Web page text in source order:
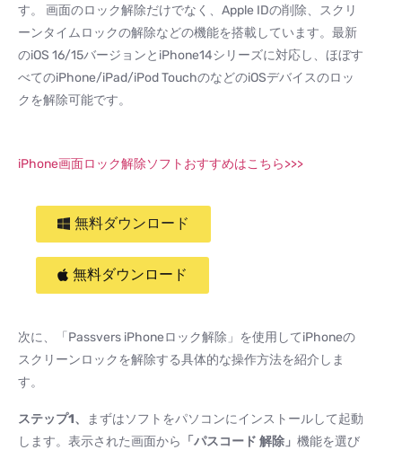
す。 画面のロック解除だけでなく、Apple IDの削除、スクリ
ーンタイムロックの解除などの機能を搭載しています。最新
のiOS 16/15バージョンとiPhone14シリーズに対応し、ほぼす
べてのiPhone/iPad/iPod TouchのなどのiOSデバイスのロッ
クを解除可能です。
iPhone画面ロック解除ソフトおすすめはこちら>>>
無料ダウンロード
無料ダウンロード
次に、「Passvers iPhoneロック解除」を使用してiPhoneの
スクリーンロックを解除する具体的な操作方法を紹介しま
す。
ステップ1、
まずはソフトをパソコンにインストールして起動
します。表示された画面から 「パスコード 解除」 機能を選び